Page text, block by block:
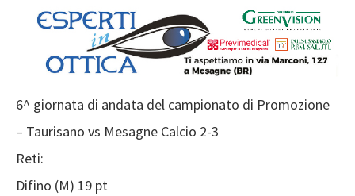
6^ giornata di andata del campionato di Promozione
– Taurisano vs Mesagne Calcio 2-3
Reti:
Difino (M) 19 pt